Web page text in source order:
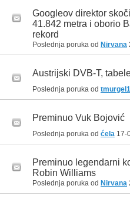
Googleov direktor
41.842 metra i oborio
rekord
Poslednja poruka od Nirvana
Austrijski DVB-T,
Poslednja poruka od tmurgel1
Preminuo Vuk Bojović
Poslednja poruka od ćela 17-
Preminuo legendarni
Robin Williams
Poslednja poruka od Nirvana